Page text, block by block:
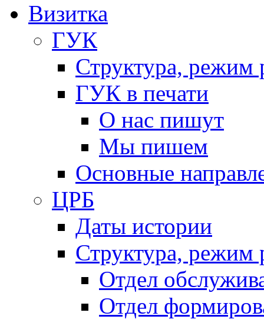
Визитка
ГУК
Структура, режим
ГУК в печати
О нас пишут
Мы пишем
Основные
ЦРБ
Даты истории
Структура, режим
Отдел
Отдел